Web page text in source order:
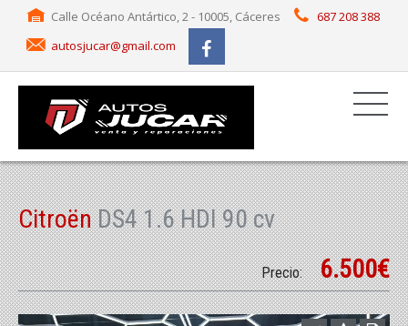
Calle Océano Antártico, 2 - 10005, Cáceres
687 208 388
autosjucar@gmail.com
CitroënDS4 1.6 HDI 90 cv
Precio: 6.500€